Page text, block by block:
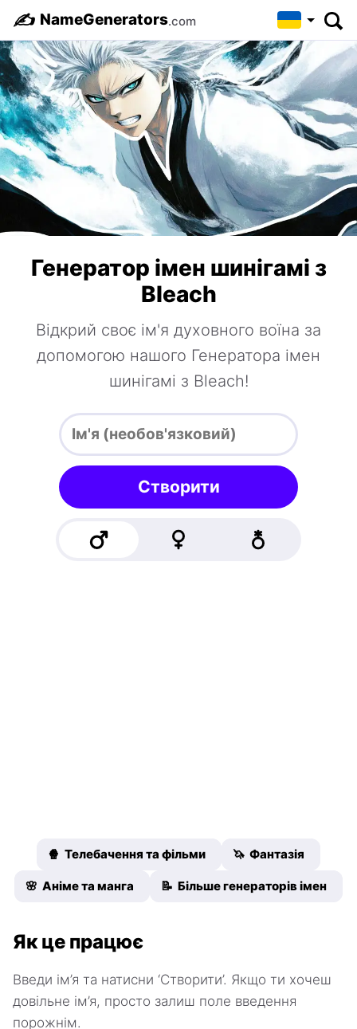
✍️ NameGenerators.com
Генератор імен шинігамі з
Bleach
Відкрий своє ім'я духовного воїна за
допомогою нашого Генератора імен
шинігамі з Bleach!
Створити
🍿 Телебачення та фільми 🦄 Фантазія
🌸 Аніме та манга 📝 Більше генераторів імен
Як це працює
Введи ім’я та натисни ‘Створити’. Якщо ти хочеш
довільне ім’я, просто залиш поле введення
порожнім.